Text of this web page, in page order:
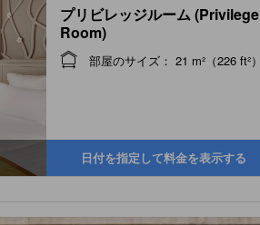
プリビレッジルーム (Privilege
Room)
部屋のサイズ： 21 m²（226 ft²）
日付を指定して料金を表示する